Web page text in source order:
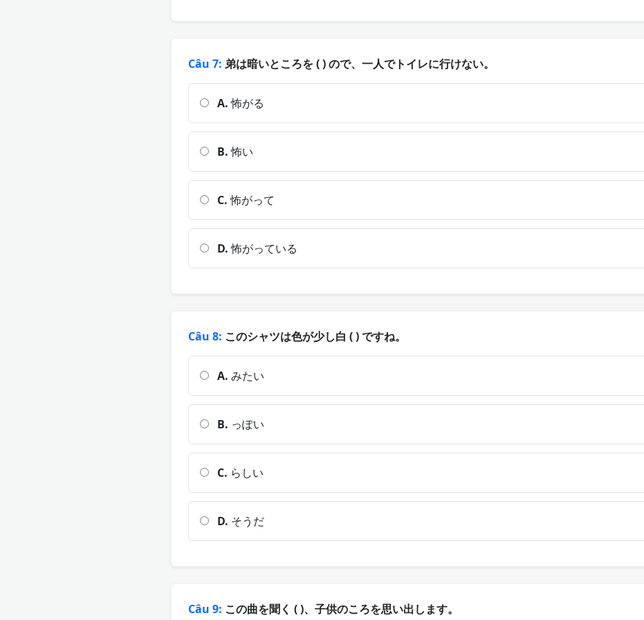
Câu 7: 弟は暗いところを ( ) ので、一人でトイレに行けない。
A.怖がる
B.怖い
C.怖がって
D.怖がっている
Câu 8: このシャツは色が少し白 ( ) ですね。
A. みたい
B. っぽい
C. らしい
D. そうだ
Câu 9: この曲を聞く ( )、子供のころを思い出します。